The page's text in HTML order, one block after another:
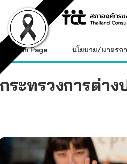
content
Main Page นโยบาย/มาตรก
กระทรวงการต่าง